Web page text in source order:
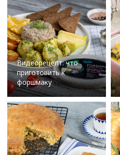
Видеорецепт: что
приготовить к
форшмаку